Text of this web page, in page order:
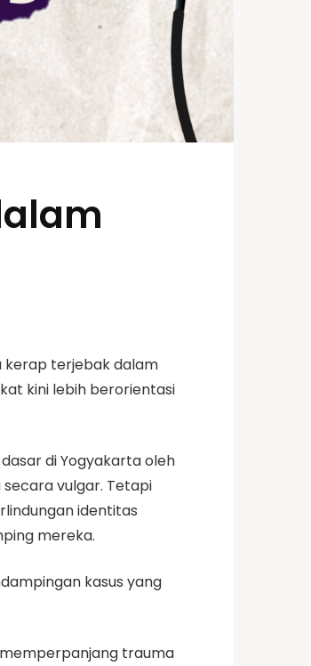
kerap terjebak dalam
kini lebih berorientasi
di Yogyakarta oleh
vulgar. Tetapi
identitas
mereka.
kasus yang
trauma